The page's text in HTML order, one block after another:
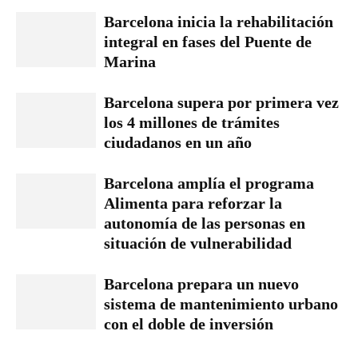
Barcelona inicia la rehabilitación
integral en fases del Puente de
Marina
Barcelona supera por primera vez
los 4 millones de trámites
ciudadanos en un año
Barcelona amplía el programa
Alimenta para reforzar la
autonomía de las personas en
situación de vulnerabilidad
Barcelona prepara un nuevo
sistema de mantenimiento urbano
con el doble de inversión